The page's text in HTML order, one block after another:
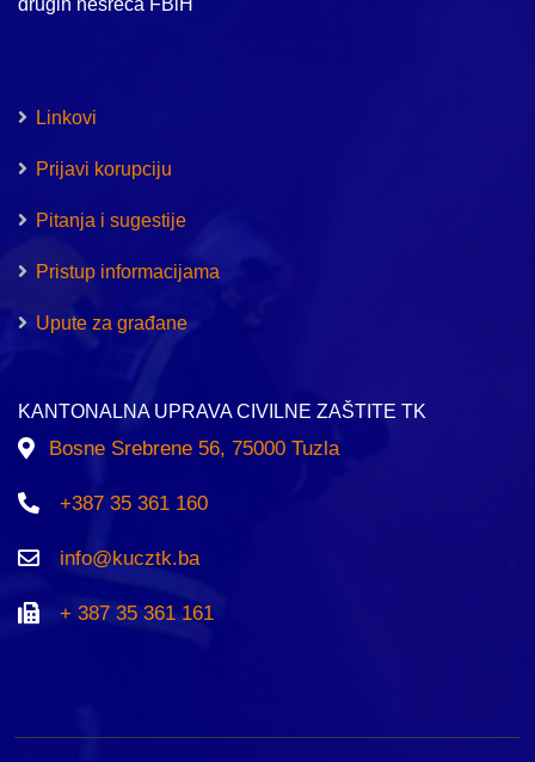
Linkovi
Prijavi korupciju
Pitanja i sugestije
Pristup informacijama
Upute za građane
KANTONALNA UPRAVA CIVILNE ZAŠTITE TK
Bosne Srebrene 56, 75000 Tuzla
+387 35 361 160
info@kucztk.ba
+ 387 35 361 161